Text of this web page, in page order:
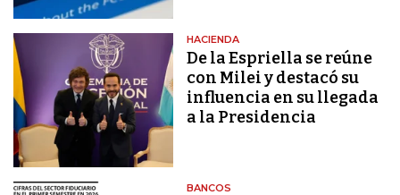
HACIENDA
De la Espriella se reúne
con Milei y destacó su
influencia en su llegada
a la Presidencia
BANCOS